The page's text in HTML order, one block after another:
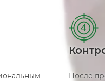
4
После